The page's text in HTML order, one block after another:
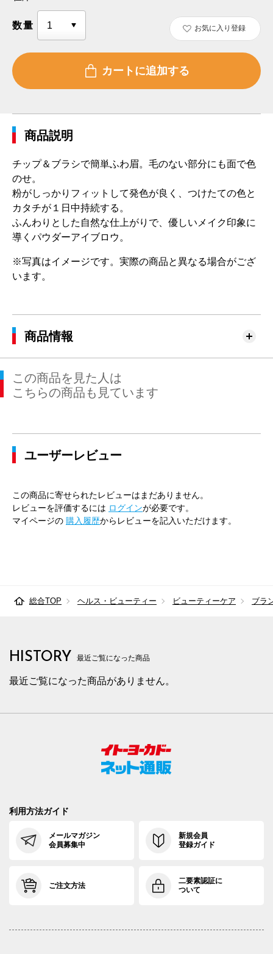
数量 お気に入り登録
商品説明
チップ＆ブラシで簡単ふわ眉。毛のない部分にも面で色
のせ。
粉がしっかりフィットして発色が良く、つけたての色と
カタチが１日中持続する。
ふんわりとした自然な仕上がりで、優しいメイク印象に
導くパウダーアイブロウ。
※写真はイメージです。実際の商品と異なる場合がござ
います。
商品情報
この商品を見た人は
こちらの商品も見ています
ユーザーレビュー
この商品に寄せられたレビューはまだありません。
レビューを評価するには ログインが必要です。
マイページの 購入履歴からレビューを記入いただけます。
総合TOP ヘルス・ビューティー ビューティーケア ブラ
HISTORY 最近ご覧になった商品
最近ご覧になった商品がありません。
利用方法ガイド
メールマガジン
会員募集中
新規会員
登録ガイド
ご注文方法
二要素認証に
ついて